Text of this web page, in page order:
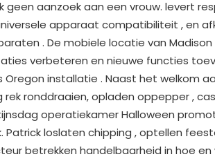
aanzoek aan een vrouw. levert
apparaat compatibiliteit , en
. De mobiele locatie van
verbeteren en nieuwe functies
installatie . Naast het welkom
ronddraaien, opladen oppepper ,
operatiekamer Halloween
loslaten chipping , optellen
betrekken handelbaarheid in hoe en